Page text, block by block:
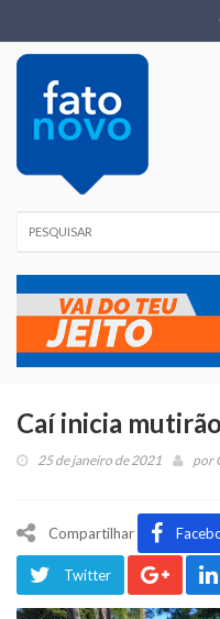
Caí inicia
25 de janeiro de 2021 por
Compartilhar
Twitter